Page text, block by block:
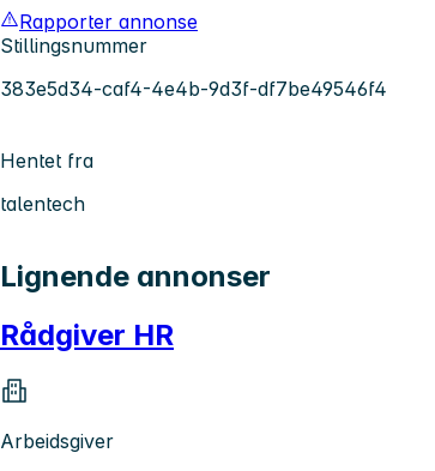
Rapporter annonse
Stillingsnummer
383e5d34-caf4-4e4b-9d3f-df7be49546f4
Hentet fra
talentech
Lignende annonser
Rådgiver HR
Arbeidsgiver